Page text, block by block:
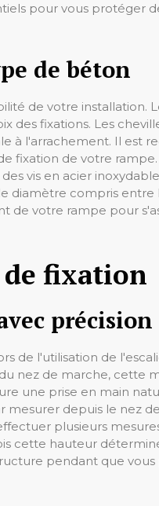
pour vous protéger
de béton
de votre installation.
des fixations. Les
à l'arrachement. Il est
fixation de votre rampe.
vis en acier
diamètre compris
de votre rampe pour
de fixation
précision
de l'utilisation de
nez de marche, cette
une prise en main
mesurer depuis le nez
plusieurs
cette hauteur
pendant que